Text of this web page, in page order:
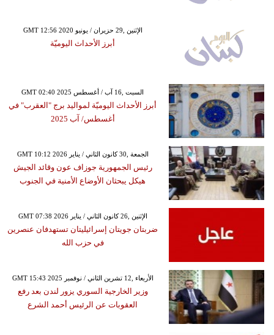
GMT 12:56 2020 الإثنين ,29 حزيران / يونيو
أبرز الأحداث اليوميّة
GMT 02:40 2025 السبت ,16 آب / أغسطس
أبرز الأحداث اليوميّة لمواليد برج "العقرب" في
أغسطس/ آب 2025
GMT 10:12 2026 الجمعة ,30 كانون الثاني / يناير
رئيس الجمهورية جوزاف عون وقائد الجيش
هيكل يبحثان الأوضاع الأمنية في الجنوب
GMT 07:38 2026 الإثنين ,26 كانون الثاني / يناير
ضربتان جويتان إسرائيليتان تستهدفان عنصرين
في حزب الله
GMT 15:43 2025 الأربعاء ,12 تشرين الثاني / نوفمبر
وزير الخارجية السوري يزور لندن بعد رفع
العقوبات عن الرئيس أحمد الشرع